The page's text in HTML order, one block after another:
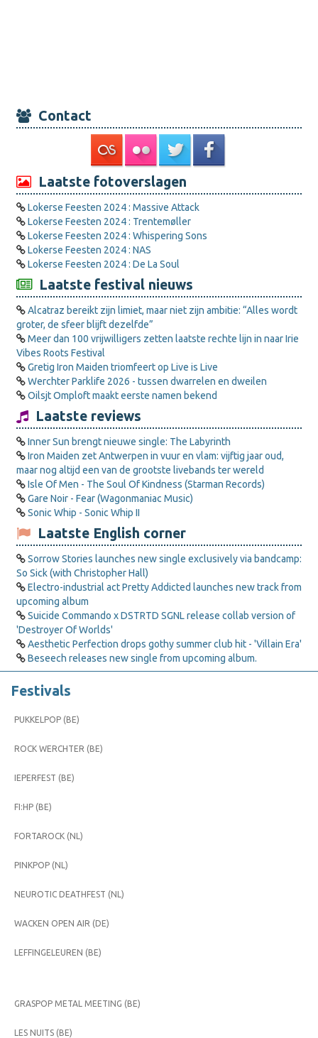
Contact
Laatste fotoverslagen
Lokerse Feesten 2024 : Massive Attack
Lokerse Feesten 2024 : Trentemøller
Lokerse Feesten 2024 : Whispering Sons
Lokerse Feesten 2024 : NAS
Lokerse Feesten 2024 : De La Soul
Laatste festival nieuws
Alcatraz bereikt zijn limiet, maar niet zijn ambitie: “Alles wordt
groter, de sfeer blijft dezelfde”
Meer dan 100 vrijwilligers zetten laatste rechte lijn in naar Irie
Vibes Roots Festival
Gretig Iron Maiden triomfeert op Live is Live
Werchter Parklife 2026 - tussen dwarrelen en dweilen
Oilsjt Omploft maakt eerste namen bekend
Laatste reviews
Inner Sun brengt nieuwe single: The Labyrinth
Iron Maiden zet Antwerpen in vuur en vlam: vijftig jaar oud,
maar nog altijd een van de grootste livebands ter wereld
Isle Of Men - The Soul Of Kindness (Starman Records)
Gare Noir - Fear (Wagonmaniac Music)
Sonic Whip - Sonic Whip II
Laatste English corner
Sorrow Stories launches new single exclusively via bandcamp:
So Sick (with Christopher Hall)
Electro-industrial act Pretty Addicted launches new track from
upcoming album
Suicide Commando x DSTRTD SGNL release collab version of
'Destroyer Of Worlds'
Aesthetic Perfection drops gothy summer club hit - 'Villain Era'
Beseech releases new single from upcoming album.
Festivals
PUKKELPOP (BE)
ROCK WERCHTER (BE)
IEPERFEST (BE)
FI:HP (BE)
FORTAROCK (NL)
PINKPOP (NL)
NEUROTIC DEATHFEST (NL)
WACKEN OPEN AIR (DE)
LEFFINGELEUREN (BE)
GRASPOP METAL MEETING (BE)
LES NUITS (BE)